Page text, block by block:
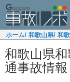
ホーム/ 和歌山県/ 和
和歌山県
通事故情報